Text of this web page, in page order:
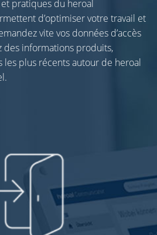
pratiques du heroal
d’optimiser votre travail et
vite vos données d’accès
des informations produits,
plus récents autour de heroal